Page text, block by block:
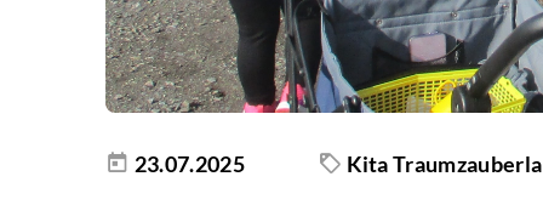
23.07.2025 Kita